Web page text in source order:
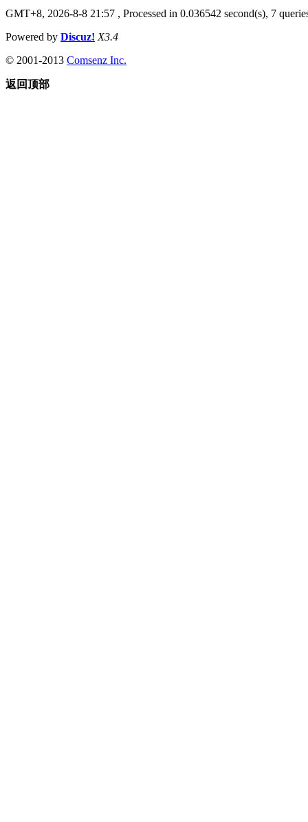
GMT+8, 2026-8-8 21:57 , Processed in 0.036542 second(s), 7
Powered by Discuz! X3.4
© 2001-2013 Comsenz Inc.
返回顶部